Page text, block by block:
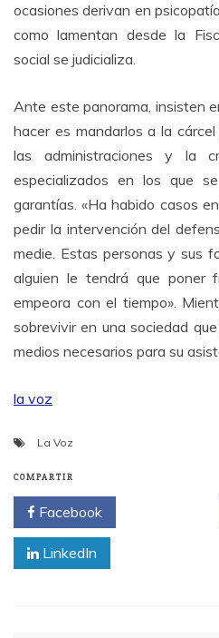
ocasiones derivan en
como lamentan desde la
social se judicializa.
Ante este panorama, insisten
hacer es mandarlos a la
las administraciones y la
especializados en los que
garantías. «Ha habido casos
pedir la intervención del
medie. Estas personas y sus
alguien le tendrá que poner
empeora con el tiempo».
sobrevivir en una sociedad
medios necesarios para su
la voz
La Voz
COMPARTIR
Facebook
LinkedIn